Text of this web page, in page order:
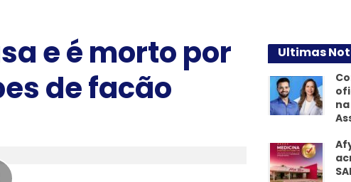
e é morto por
de facão
Ultimas